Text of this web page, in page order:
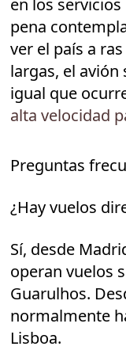
en los
pena
ver el país a
largas, el
igual que
alta velocidad
Preguntas
¿Hay vuelos
Sí, desde
operan vuelos
Guarulhos.
normalmente
Lisboa.